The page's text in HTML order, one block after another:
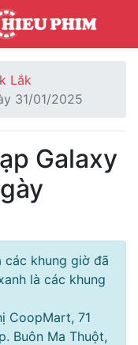
Lắk
31/01/2025
Galaxy
các khung giờ đã
là các khung
CoopMart, 71
Buôn Ma Thuột,